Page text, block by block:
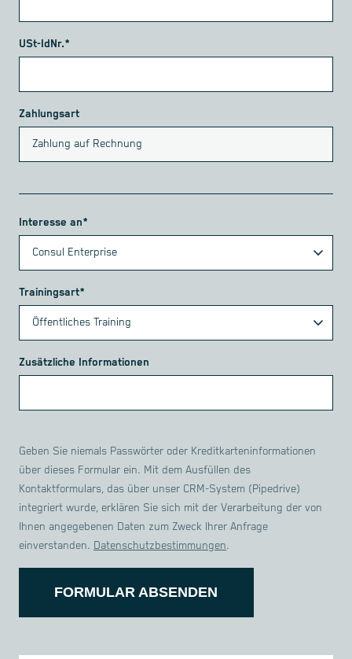
USt-IdNr.*
Zahlungsart
Interesse an*
Trainingsart*
Zusätzliche Informationen
Geben Sie niemals Passwörter oder Kreditkarteninformationen
über dieses Formular ein. Mit dem Ausfüllen des
Kontaktformulars, das über unser CRM-System (Pipedrive)
integriert wurde, erklären Sie sich mit der Verarbeitung der von
Ihnen angegebenen Daten zum Zweck Ihrer Anfrage
einverstanden. Datenschutzbestimmungen.
FORMULAR ABSENDEN